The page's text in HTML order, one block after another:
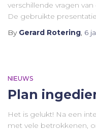
verschillende vragen
De gebruikte
By Gerard Rotering, 6
NIEUWS
Plan
Het is gelukt! Na een
met vele betrokkenen,